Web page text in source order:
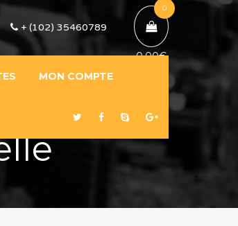
+ (102) 35460789
0
0,00€
MON COMPTE